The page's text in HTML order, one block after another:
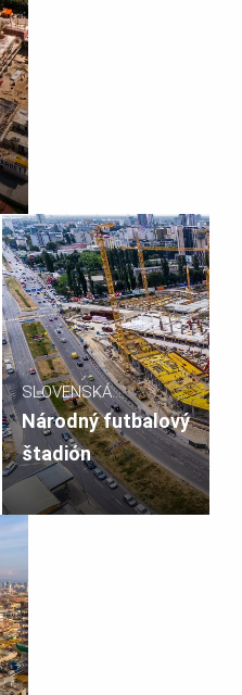
SLOVENSKÁ
REPUBLIKA
Národný futbalový
štadión